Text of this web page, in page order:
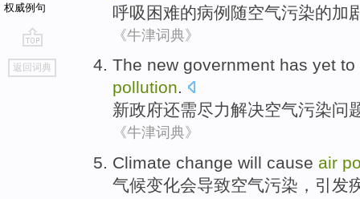
权威例句
go
top
返回词典
呼吸 困难的病例 随空气污染的加
《牛津词典》
The new government has yet to
pollution.
新政府还需尽力解决空气污染问
《牛津词典》
Climate change will cause air
气候变化会导致空气污染，引发